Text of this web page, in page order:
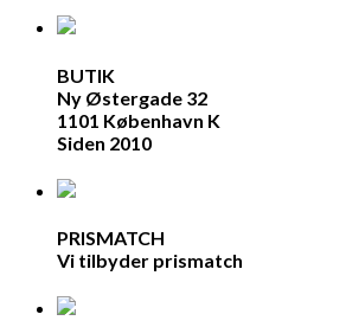
BUTIK
Ny Østergade 32
1101 København K
Siden 2010
PRISMATCH
Vi tilbyder prismatch